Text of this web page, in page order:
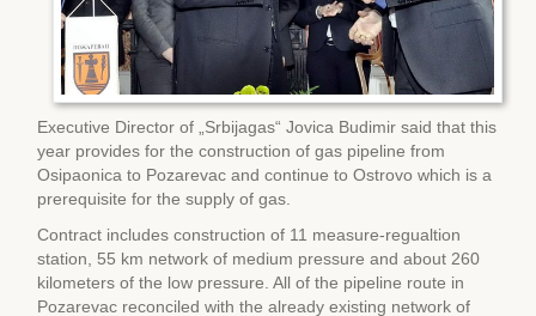
Executive Director of „Srbijagas“ Jovica Budimir said that this
year provides for the construction of gas pipeline from
Osipaonica to Pozarevac and continue to Ostrovo which is a
prerequisite for the supply of gas.
Contract includes construction of 11 measure-regualtion
station, 55 km network of medium pressure and about 260
kilometers of the low pressure. All of the pipeline route in
Pozarevac reconciled with the already existing network of